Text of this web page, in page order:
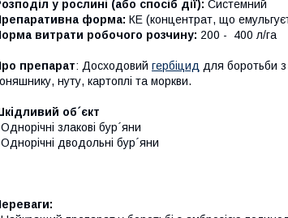
у рослині (або спосіб дії): Системний
форма: КЕ (концентрат, що
витрати робочого розчину: 200 - 400 л/га
препарат: Досходовий гербіцид для боротьби
нуту, картоплі та моркви.
об´єкт
злакові бур´яни
дводольні бур´яни